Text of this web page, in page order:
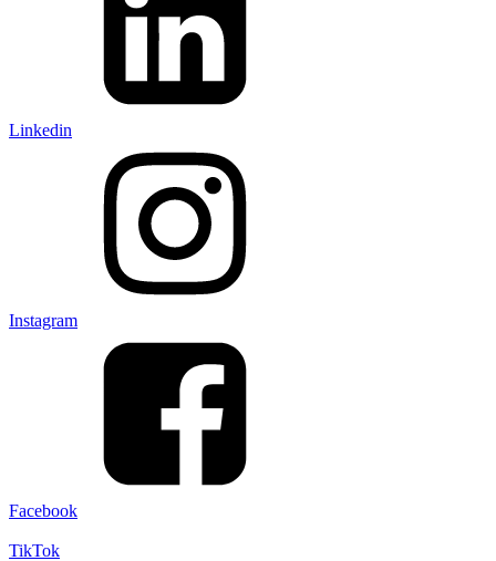
Linkedin
Instagram
Facebook
TikTok